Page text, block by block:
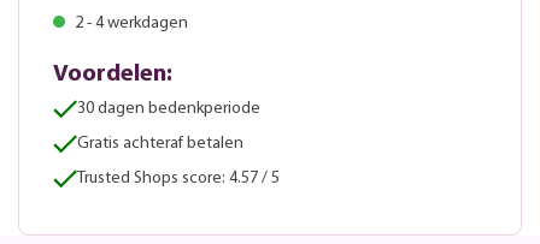
2 - 4 werkdagen
Voordelen:
30 dagen bedenkperiode
Gratis achteraf betalen
Trusted Shops score: 4.57 / 5